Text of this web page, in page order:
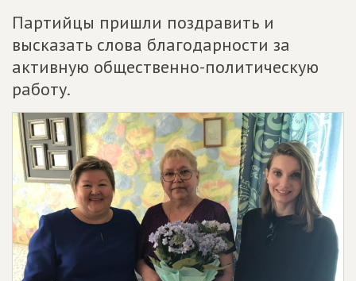
Партийцы пришли поздравить и
высказать слова благодарности за
активную общественно-политическую
работу.